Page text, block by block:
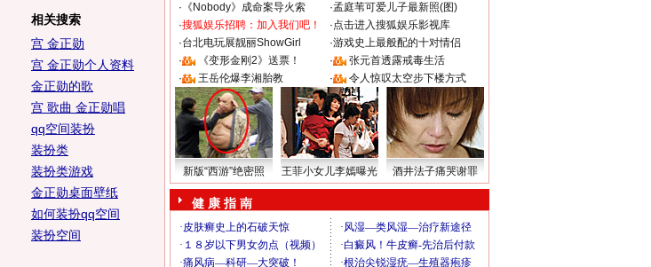
相关搜索
宫 金正勋
宫 金正勋个人资料
金正勋的歌
宫 歌曲 金正勋唱
qq空间装扮
装扮类
装扮类游戏
金正勋桌面壁纸
如何装扮qq空间
装扮空间
· 《Nobody》成命案导火索 ·孟庭苇可爱儿子最新照(图)
·搜狐娱乐招聘：加入我们吧！ ·点击进入搜狐娱乐影视库
·台北电玩展靓丽ShowGirl ·游戏史上最般配的十对情侣
·
《变形金刚2》送票！ ·
张元首透露戒毒生活
·
王岳伦爆李湘胎教 · 令人惊叹太空步下楼方式
新版“西游”绝密照 王菲小女儿李嫣曝光 酒井法子痛哭谢罪
健 康 指 南